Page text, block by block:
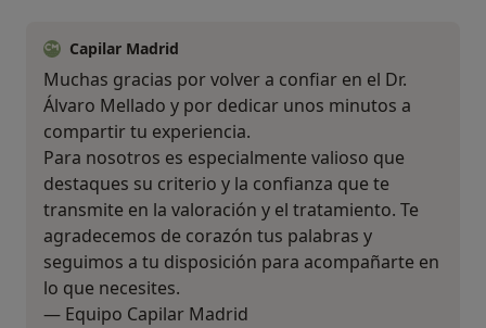
Capilar Madrid
Muchas gracias por volver a confiar en el Dr.
Álvaro Mellado y por dedicar unos minutos a
compartir tu experiencia.
Para nosotros es especialmente valioso que
destaques su criterio y la confianza que te
transmite en la valoración y el tratamiento. Te
agradecemos de corazón tus palabras y
seguimos a tu disposición para acompañarte en
lo que necesites.
— Equipo Capilar Madrid